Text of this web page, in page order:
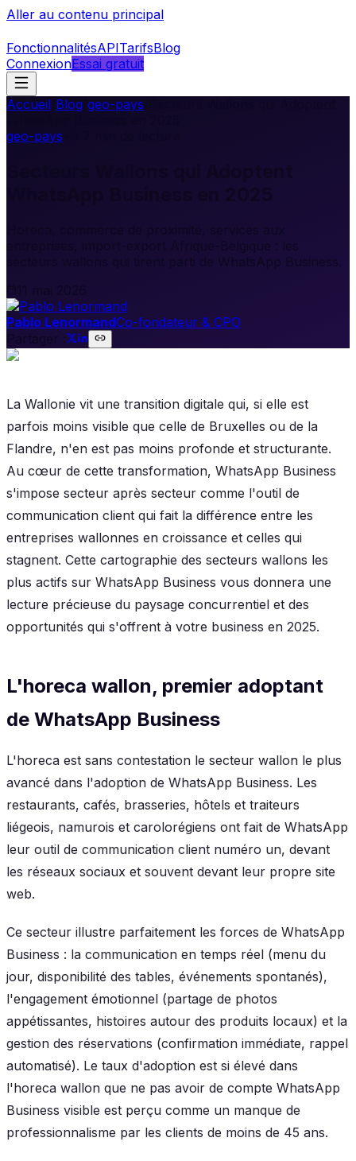
Aller au contenu principal
FonctionnalitésAPITarifsBlog
ConnexionEssai gratuit
Accueil Blog geo-pays
geo-pays
entreprises, import-export Afrique-Belgique : les
secteurs wallons qui tirent parti de WhatsApp Business.
Pablo LenormandCo-fondateur & CPO
Partager :
La Wallonie vit une transition digitale qui, si elle est
parfois moins visible que celle de Bruxelles ou de la
Flandre, n'en est pas moins profonde et structurante.
Au cœur de cette transformation, WhatsApp Business
s'impose secteur après secteur comme l'outil de
communication client qui fait la différence entre les
entreprises wallonnes en croissance et celles qui
stagnent. Cette cartographie des secteurs wallons les
plus actifs sur WhatsApp Business vous donnera une
lecture précieuse du paysage concurrentiel et des
opportunités qui s'offrent à votre business en 2025.
L'horeca wallon, premier adoptant
de WhatsApp Business
L'horeca est sans contestation le secteur wallon le plus
avancé dans l'adoption de WhatsApp Business. Les
restaurants, cafés, brasseries, hôtels et traiteurs
liégeois, namurois et carolorégiens ont fait de WhatsApp
leur outil de communication client numéro un, devant
les réseaux sociaux et souvent devant leur propre site
web.
Ce secteur illustre parfaitement les forces de WhatsApp
Business : la communication en temps réel (menu du
jour, disponibilité des tables, événements spontanés),
l'engagement émotionnel (partage de photos
appétissantes, histoires autour des produits locaux) et la
gestion des réservations (confirmation immédiate, rappel
automatisé). Le taux d'adoption est si élevé dans
l'horeca wallon que ne pas avoir de compte WhatsApp
Business visible est perçu comme un manque de
professionnalisme par les clients de moins de 45 ans.